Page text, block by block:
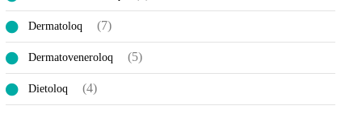
Dermatoloq (7)
Dermatoveneroloq (5)
Dietoloq (4)